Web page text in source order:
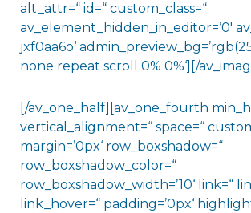
alt_attr=“ id=“ custom_class=“
av_element_hidden_in_editor=’0′
jxf0aa6o‘
none repeat scroll 0% 0%‘][/
[/av_one_half][av_one_fourth
vertical_alignment=“ space=“
margin=’0px‘ row_boxshadow=“
row_boxshadow_color=“
row_boxshadow_width=’10‘ link=“
link_hover=“ padding=’0px‘